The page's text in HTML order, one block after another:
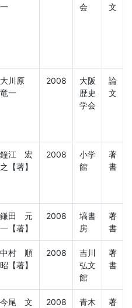
一
会
文
大川原
竜一
2008
大阪
歴史
学会
論
文
鐘江 宏
之【著】
2008
小学
館
著
書
鎌田 元
一【著】
2008
塙書
房
著
書
中村 順
昭【著】
2008
吉川
弘文
館
著
書
今尾 文
2008
青木
著